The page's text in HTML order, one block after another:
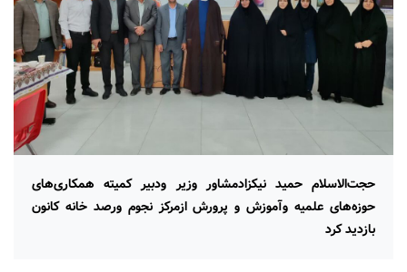
حجت‌الاسلام حمید نیکزادﻣﺸﺎور وزﯾﺮ ودﺑﯿﺮ ﮐﻤﯿﺘﻪ ﻫﻤﮑﺎری‌ﻫﺎی
ﺣﻮزه‌ﻫﺎی ﻋﻠﻤﯿﻪ وآﻣﻮزش و ﭘﺮورش ازمرکز نجوم ورصد خانه کانون
بازدید کرد